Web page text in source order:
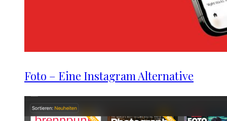
Foto – Eine Instagram Alternative